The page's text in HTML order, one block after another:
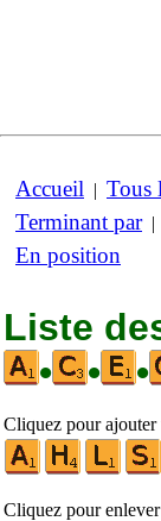
Accueil | Tous
Terminant par|
En position
Liste
•
• •
Cliquez pour
Cliquez pour